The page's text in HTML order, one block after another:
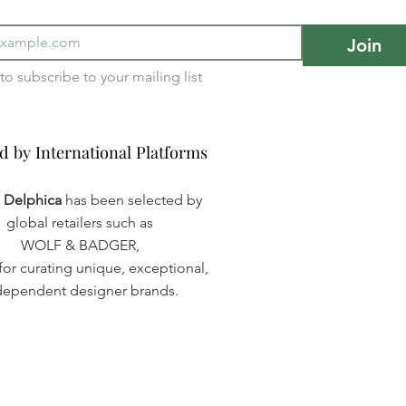
Join
by International Platforms
by International Platforms
Delphica has been selected by
global retailers such as
WOLF & BADGER,
curating unique, exceptional,
designer brands.